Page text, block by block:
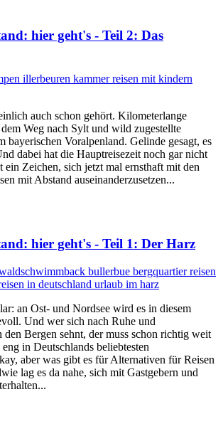
hier geht's - Teil 2: Das
auch schon gehört. Kilometerlange
Weg nach Sylt und wild zugestellte
bayerischen Voralpenland. Gelinde gesagt, es
dabei hat die Hauptreisezeit noch gar nicht
ein Zeichen, sich jetzt mal ernsthaft mit den
mit Abstand auseinanderzusetzen...
hier geht's - Teil 1: Der Harz
an Ost- und Nordsee wird es in diesem
Und wer sich nach Ruhe und
den Bergen sehnt, der muss schon richtig weit
in Deutschlands beliebtesten
aber was gibt es für Alternativen für Reisen
lag es da nahe, sich mit Gastgebern und